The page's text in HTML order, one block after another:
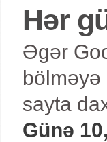
Hər
Əgər
bölməyə
sayta
Günə